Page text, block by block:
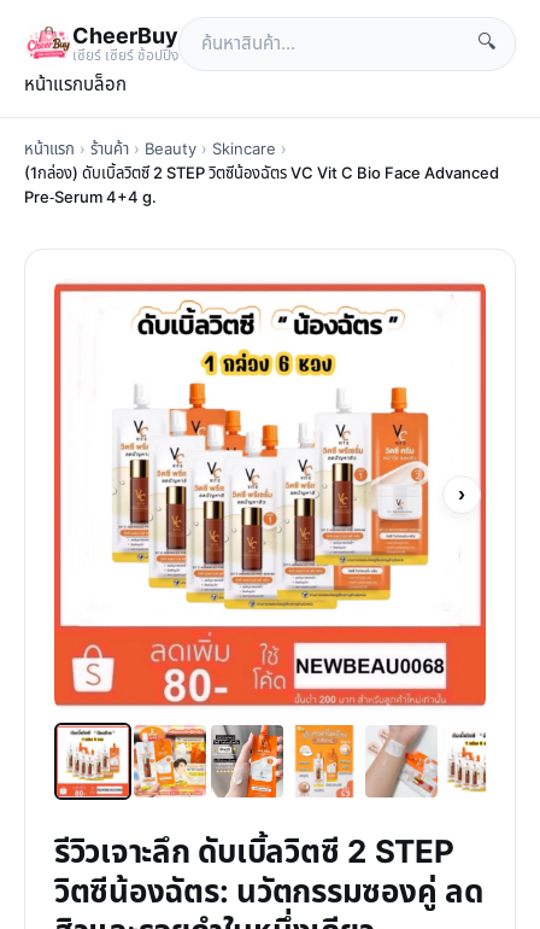
CheerBuy
เซียร์ เซียร์ ช้อปปิ้ง
🔍
หน้าแรกบล็อก
หน้าแรก › ร้านค้า › Beauty › Skincare ›
(1กล่อง) ดับเบิ้ลวิตซี 2 STEP วิตซีน้องฉัตร VC Vit C Bio Face Advanced
Pre-Serum 4+4 g.
›
รีวิวเจาะลึก ดับเบิ้ลวิตซี 2 STEP
วิตซีน้องฉัตร: นวัตกรรมซองคู่ ลด